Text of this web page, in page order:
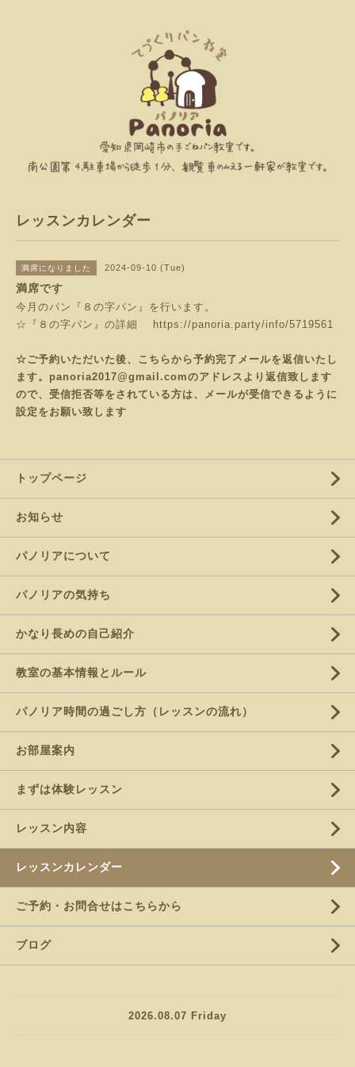
レッスンカレンダー
満席になりました 2024-09-10 (Tue)
満席です
今月のパン『８の字パン』を行います。
☆『８の字パン』の詳細
https://panoria.party/info/5719561
☆ご予約いただいた後、こちらから予約完了メールを返信いたし
ます。panoria2017@gmail.comのアドレスより返信致します
ので、受信拒否等をされている方は、メールが受信できるように
設定をお願い致します
トップページ
お知らせ
パノリアについて
パノリアの気持ち
かなり長めの自己紹介
教室の基本情報とルール
パノリア時間の過ごし方（レッスンの流れ）
お部屋案内
まずは体験レッスン
レッスン内容
レッスンカレンダー
ご予約・お問合せはこちらから
ブログ
2026.08.07 Friday